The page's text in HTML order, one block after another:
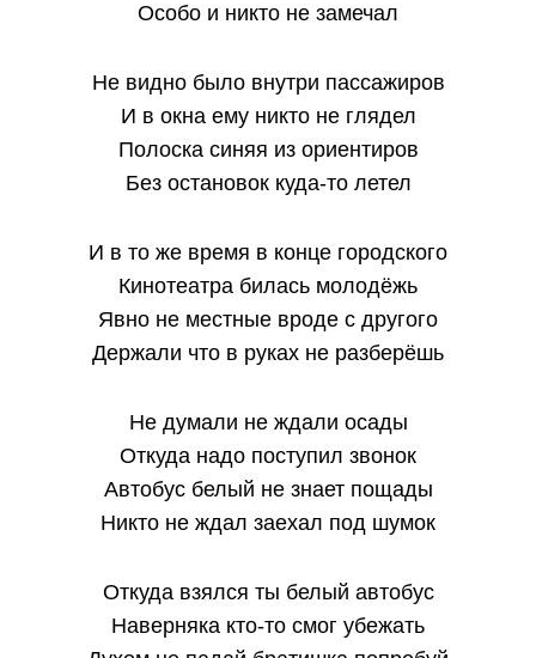
Особо и никто не замечал
Не видно было внутри пассажиров
И в окна ему никто не глядел
Полоска синяя из ориентиров
Без остановок куда-то летел
И в то же время в конце городского
Кинотеатра билась молодёжь
Явно не местные вроде с другого
Держали что в руках не разберёшь
Не думали не ждали осады
Откуда надо поступил звонок
Автобус белый не знает пощады
Никто не ждал заехал под шумок
Откуда взялся ты белый автобус
Наверняка кто-то смог убежать